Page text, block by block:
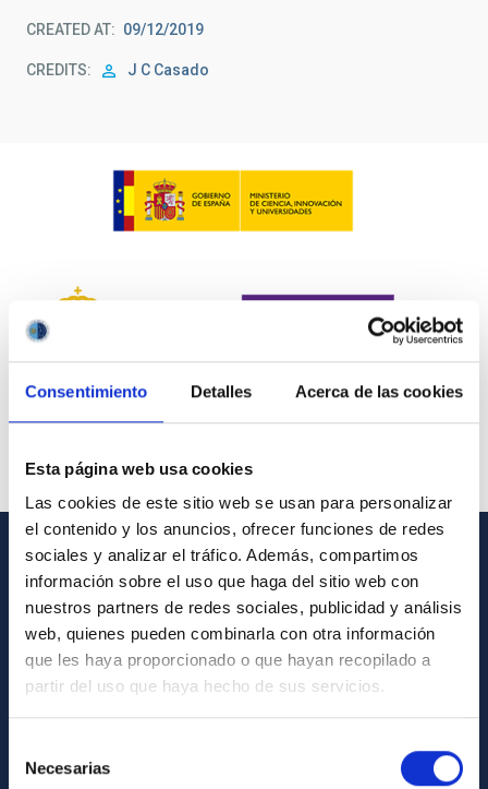
Consentimiento Detalles Acerca de las cookies
Esta página web usa cookies
Las cookies de este sitio web se usan para personalizar
el contenido y los anuncios, ofrecer funciones de redes
sociales y analizar el tráfico. Además, compartimos
información sobre el uso que haga del sitio web con
nuestros partners de redes sociales, publicidad y análisis
web, quienes pueden combinarla con otra información
que les haya proporcionado o que hayan recopilado a
partir del uso que haya hecho de sus servicios.
Necesarias
CREATED AT 09/12/2019
CREDITS J C Casado
GENERAL INFORMATION
Contact
How to get to the IAC
List of personnel
General register